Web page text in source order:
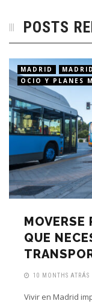
POSTS
MADRID
OCIO Y PLANES
MOVERSE
QUE
10 MONTHS ATRÁS
Vivir en Madrid